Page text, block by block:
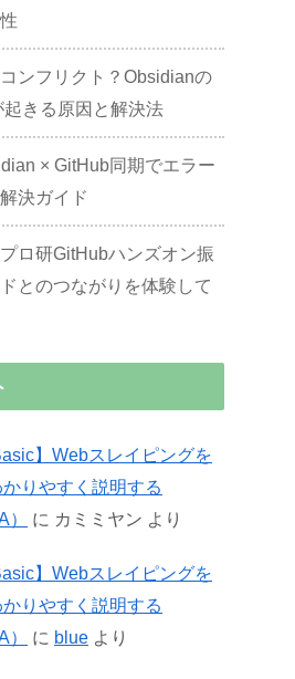
ンフリクト？Obsidianの
きる原因と解決法
× GitHub同期でエラー
決ガイド
プロ研GitHubハンズオン振
とのつながりを体験して
】Webスレイピングを
りやすく説明する
に カミミヤン より
】Webスレイピングを
りやすく説明する
に blue より